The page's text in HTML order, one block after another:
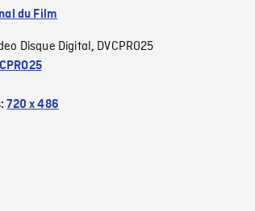
du Film
Disque Digital, DVCPRO25
720 x 486